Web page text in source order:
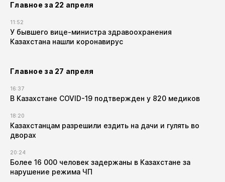
Главное за 22 апреля
11:52
У бывшего вице-министра здравоохранения
Казахстана нашли коронавирус
Главное за 27 апреля
16:37
В Казахстане COVID-19 подтвержден у 820 медиков
18:20
Казахстанцам разрешили ездить на дачи и гулять во
дворах
20:24
Более 16 000 человек задержаны в Казахстане за
нарушение режима ЧП